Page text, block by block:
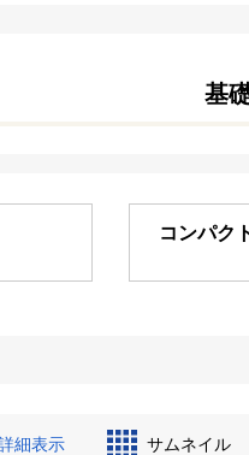
基
コンパク
細表示 サムネイル